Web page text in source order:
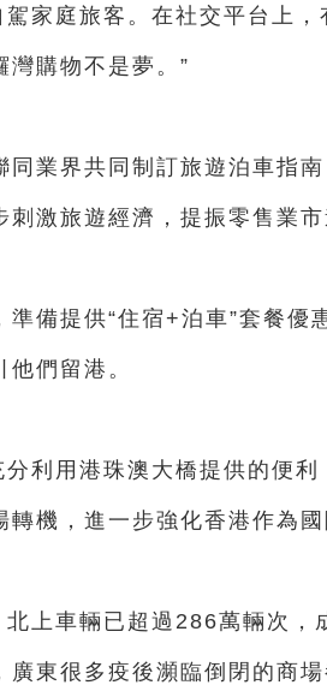
庭旅客。在社交平台上，
灣購物不是夢。”
業界共同制訂旅遊泊車指南
激旅遊經濟，提振零售業市
提供“住宿+泊車”套餐優
們留港。
利用港珠澳大橋提供的便利
機，進一步強化香港作為國
上車輛已超過286萬輛次，
東很多疫後瀕臨倒閉的商